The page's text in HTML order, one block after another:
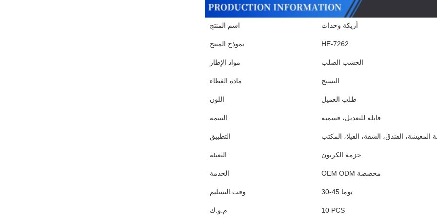
اسم المنتج أريكة وحدات
نموذج المنتج HE-7262
مواد الإطار الخشب الصلب
مادة الغطاء النسيج
اللون طلب العميل
السمة قابلة للتعديل، قسمية
التطبيق المعيشة، الفندق، الشقة، الفيلا، المكتب
التعبئة حزمة الكرتون
الخدمة OEM ODM مخصصة
وقت التسليم 30-45 يوما
م.و.ك 10 PCS